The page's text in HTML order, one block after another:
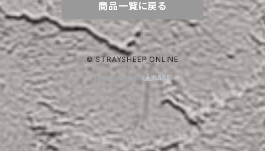
商品一覧に戻る
© STRAYSHEEP ONLINE
Powered by